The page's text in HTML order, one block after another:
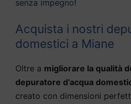
senza impegno!
Acquista i nostri
domestici a Miane
Oltre a migliorare la qualità
depuratore d’acqua
creato con dimensioni